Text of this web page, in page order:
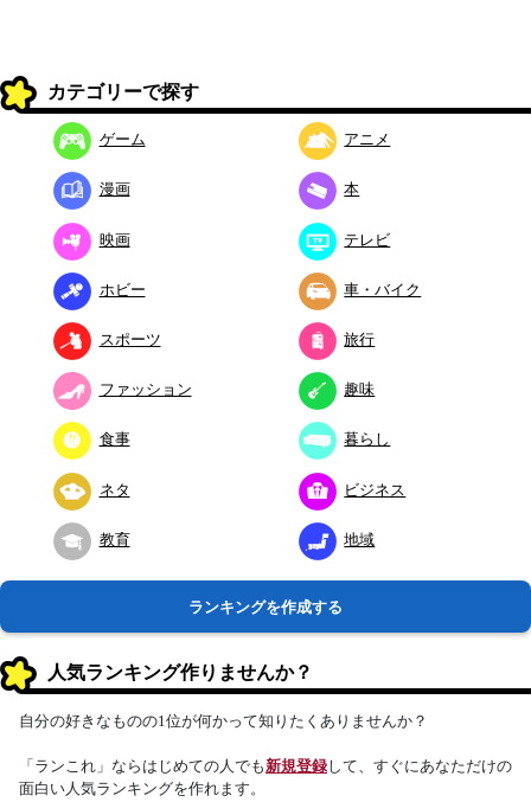
カテゴリーで探す
ゲーム アニメ
漫画 本
映画 テレビ
ホビー 車・バイク
スポーツ 旅行
ファッション 趣味
食事 暮らし
ネタ ビジネス
教育 地域
ランキングを作成する
人気ランキング作りませんか？
自分の好きなものの1位が何かって知りたくありませんか？
「ランこれ」ならはじめての人でも新規登録して、すぐにあなただけの
面白い人気ランキングを作れます。